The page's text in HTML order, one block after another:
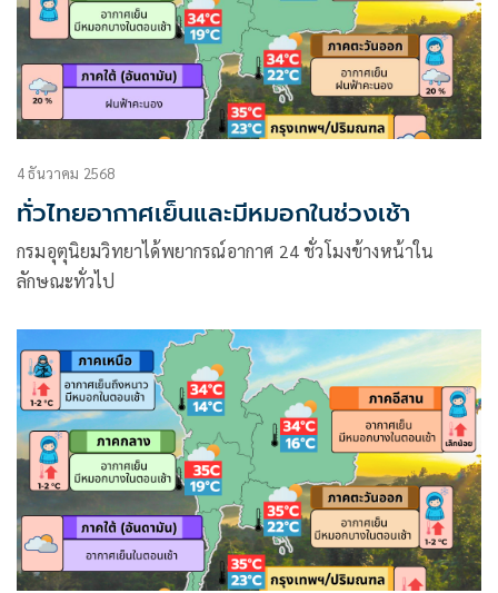
4 ธันวาคม 2568
ทั่วไทยอากาศเย็นและมีหมอกในช่วงเช้า
กรมอุตุนิยมวิทยาได้พยากรณ์อากาศ 24 ชั่วโมงข้างหน้าใน
ลักษณะทั่วไป